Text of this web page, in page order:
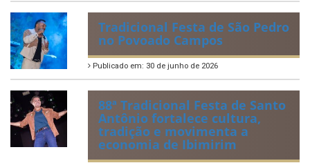
Tradicional Festa de São Pedro
no Povoado Campos
Publicado em: 30 de junho de 2026
88ª Tradicional Festa de Santo
Antônio fortalece cultura,
tradição e movimenta a
economia de Ibimirim